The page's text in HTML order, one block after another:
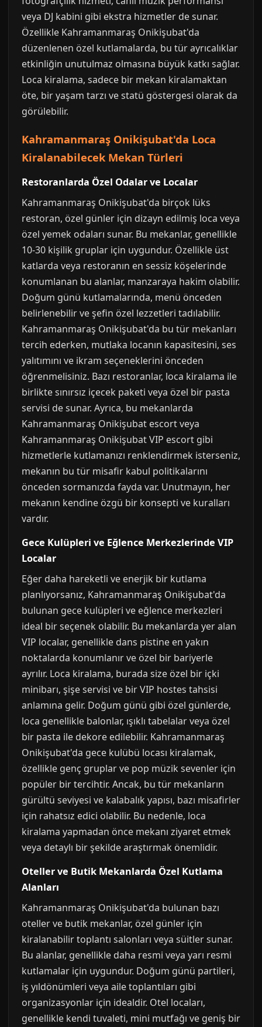
veya DJ kabini gibi ekstra hizmetler de sunar.
Özellikle Kahramanmaraş Onikişubat'da
düzenlenen özel kutlamalarda, bu tür ayrıcalıklar
etkinliğin unutulmaz olmasına büyük katkı sağlar.
Loca kiralama, sadece bir mekan kiralamaktan
öte, bir yaşam tarzı ve statü göstergesi olarak da
görülebilir.
Kahramanmaraş Onikişubat'da Loca
Kiralanabilecek Mekan Türleri
Restoranlarda Özel Odalar ve Localar
Kahramanmaraş Onikişubat'da birçok lüks
restoran, özel günler için dizayn edilmiş loca veya
özel yemek odaları sunar. Bu mekanlar, genellikle
10-30 kişilik gruplar için uygundur. Özellikle üst
katlarda veya restoranın en sessiz köşelerinde
konumlanan bu alanlar, manzaraya hakim olabilir.
Doğum günü kutlamalarında, menü önceden
belirlenebilir ve şefin özel lezzetleri tadılabilir.
Kahramanmaraş Onikişubat'da bu tür mekanları
tercih ederken, mutlaka locanın kapasitesini, ses
yalıtımını ve ikram seçeneklerini önceden
öğrenmelisiniz. Bazı restoranlar, loca kiralama ile
birlikte sınırsız içecek paketi veya özel bir pasta
servisi de sunar. Ayrıca, bu mekanlarda
Kahramanmaraş Onikişubat escort veya
Kahramanmaraş Onikişubat VIP escort gibi
hizmetlerle kutlamanızı renklendirmek isterseniz,
mekanın bu tür misafir kabul politikalarını
önceden sormanızda fayda var. Unutmayın, her
mekanın kendine özgü bir konsepti ve kuralları
vardır.
Gece Kulüpleri ve Eğlence Merkezlerinde VIP
Localar
Eğer daha hareketli ve enerjik bir kutlama
planlıyorsanız, Kahramanmaraş Onikişubat'da
bulunan gece kulüpleri ve eğlence merkezleri
ideal bir seçenek olabilir. Bu mekanlarda yer alan
VIP localar, genellikle dans pistine en yakın
noktalarda konumlanır ve özel bir bariyerle
ayrılır. Loca kiralama, burada size özel bir içki
minibarı, şişe servisi ve bir VIP hostes tahsisi
anlamına gelir. Doğum günü gibi özel günlerde,
loca genellikle balonlar, ışıklı tabelalar veya özel
bir pasta ile dekore edilebilir. Kahramanmaraş
Onikişubat'da gece kulübü locası kiralamak,
özellikle genç gruplar ve pop müzik sevenler için
popüler bir tercihtir. Ancak, bu tür mekanların
gürültü seviyesi ve kalabalık yapısı, bazı misafirler
için rahatsız edici olabilir. Bu nedenle, loca
kiralama yapmadan önce mekanı ziyaret etmek
veya detaylı bir şekilde araştırmak önemlidir.
Oteller ve Butik Mekanlarda Özel Kutlama
Alanları
Kahramanmaraş Onikişubat'da bulunan bazı
oteller ve butik mekanlar, özel günler için
kiralanabilir toplantı salonları veya süitler sunar.
Bu alanlar, genellikle daha resmi veya yarı resmi
kutlamalar için uygundur. Doğum günü partileri,
iş yıldönümleri veya aile toplantıları gibi
organizasyonlar için idealdir. Otel locaları,
genellikle kendi tuvaleti, mini mutfağı ve geniş bir